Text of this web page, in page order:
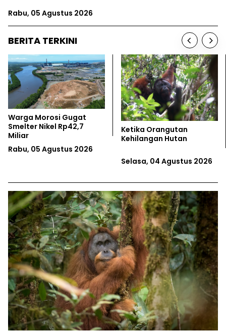
Rabu, 05 Agustus 2026
BERITA TERKINI
Warga Morosi Gugat
Smelter Nikel Rp42,7
Miliar
Rabu, 05 Agustus 2026
Ketika Orangutan
Kehilangan Hutan
Selasa, 04 Agustus 2026